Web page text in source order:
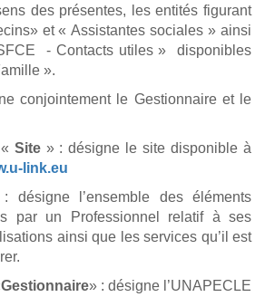
des présentes, les entités figurant
et « Assistantes sociales » ainsi
- Contacts utiles » disponibles
».
conjointement le Gestionnaire et le
Site» : désigne le site disponible à
link.eu
désigne l’ensemble des éléments
par un Professionnel relatif à ses
ainsi que les services qu’il est
Gestionnaire» : désigne l’UNAPECLE